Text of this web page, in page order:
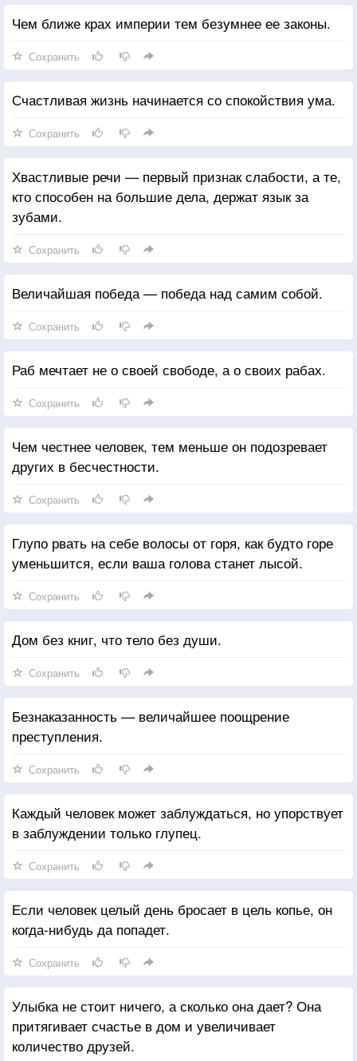
Чем ближе крах империи тем безумнее ее законы.
Сохранить
Счастливая жизнь начинается со спокойствия ума.
Сохранить
Хвастливые речи — первый признак слабости, а те,
кто способен на большие дела, держат язык за
зубами.
Сохранить
Величайшая победа — победа над самим собой.
Сохранить
Раб мечтает не о своей свободе, а о своих рабах.
Сохранить
Чем честнее человек, тем меньше он подозревает
других в бесчестности.
Сохранить
Глупо рвать на себе волосы от горя, как будто горе
уменьшится, если ваша голова станет лысой.
Сохранить
Дом без книг, что тело без души.
Сохранить
Безнаказанность — величайшее поощрение
преступления.
Сохранить
Каждый человек может заблуждаться, но упорствует
в заблуждении только глупец.
Сохранить
Если человек целый день бросает в цель копье, он
когда-нибудь да попадет.
Сохранить
Улыбка не стоит ничего, а сколько она дает? Она
притягивает счастье в дом и увеличивает
количество друзей.